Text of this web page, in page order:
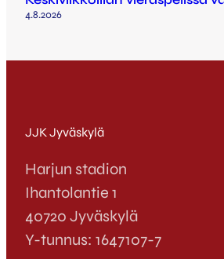
4.8.2026
JJK Jyväskylä
Harjun stadion
Ihantolantie 1
40720 Jyväskylä
Y-tunnus: 1647107-7